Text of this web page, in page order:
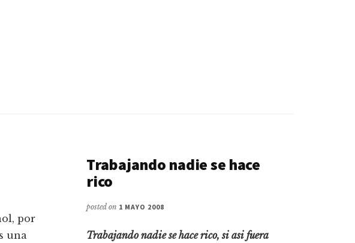
por
una
Trabajando nadie se hace
rico
posted on 1 MAYO 2008
Trabajando nadie se hace rico, si asi fuera